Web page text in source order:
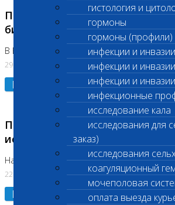
гистология и
гормоны
гормоны (профили)
инфекции и
инфекции и
инфекции и
инфекционные
исследование кала
исследования для
заказ)
исследования
коагуляционный
мочеполовая
оплата выезда
Приостановлено выполнение
биохимических исследований
В Бутово 29.07.26
29.07.2026
Подробнее
Приостановлено выполнение
исследований
На Нагорной. Код ( 123,310,309)
22.07.2026
Подробнее